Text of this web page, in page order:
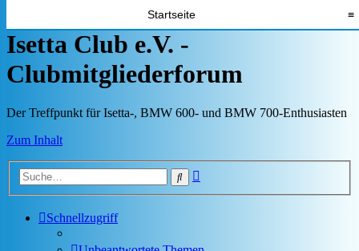
Startseite ≡
Isetta Club e.V. -
Clubmitgliederforum
Der Treffpunkt für Isetta-, BMW 600- und BMW 700-Enthusiasten
Zum Inhalt
Suche
Schnellzugriff